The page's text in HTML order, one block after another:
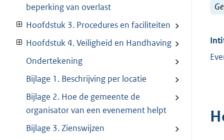
beperking van overlast
Hoofdstuk 3. Procedures en faciliteiten
Hoofdstuk 4. Veiligheid en Handhaving
Ondertekening
Bijlage 1. Beschrijving per locatie
Bijlage 2. Hoe de gemeente de
organisator van een evenement helpt
Bijlage 3. Zienswijzen